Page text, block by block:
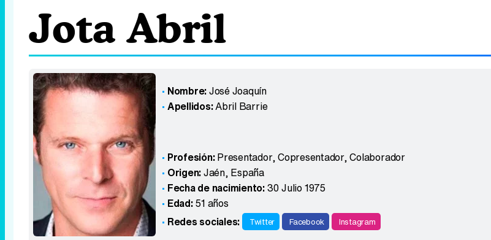
Jota Abril
Nombre:José Joaquín
Apellidos:Abril Barrie
Profesión:Presentador, Copresentador, Colaborador
Origen:Jaén, España
Fecha de nacimiento:30 Julio 1975
Edad:51 años
Redes sociales:
Twitter Facebook Instagram